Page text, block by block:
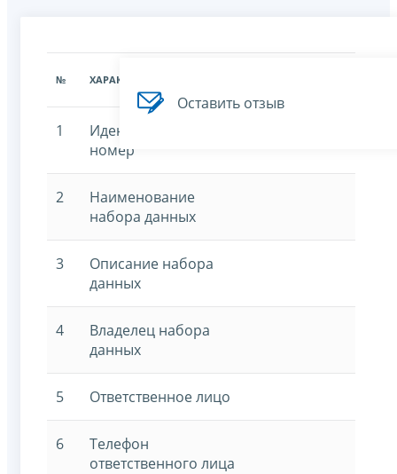
№ ХАРАКТЕРИСТИКА
1
Идентификационный
номер
2
Наименование
набора данных
3
Описание набора
данных
4
Владелец набора
данных
5 Ответственное лицо
6
Телефон
ответственного лица
Оставить отзыв